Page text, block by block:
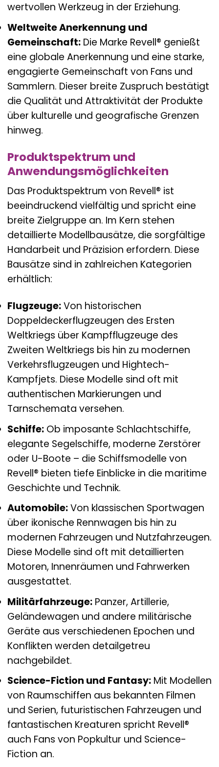
wertvollen Werkzeug in der Erziehung.
Weltweite Anerkennung und
Gemeinschaft: Die Marke Revell® genießt
eine globale Anerkennung und eine starke,
engagierte Gemeinschaft von Fans und
Sammlern. Dieser breite Zuspruch bestätigt
die Qualität und Attraktivität der Produkte
über kulturelle und geografische Grenzen
hinweg.
Produktspektrum und
Anwendungsmöglichkeiten
Das Produktspektrum von Revell® ist
beeindruckend vielfältig und spricht eine
breite Zielgruppe an. Im Kern stehen
detaillierte Modellbausätze, die sorgfältige
Handarbeit und Präzision erfordern. Diese
Bausätze sind in zahlreichen Kategorien
erhältlich:
Flugzeuge:Von historischen
Doppeldeckerflugzeugen des Ersten
Weltkriegs über Kampfflugzeuge des
Zweiten Weltkriegs bis hin zu modernen
Verkehrsflugzeugen und Hightech-
Kampfjets. Diese Modelle sind oft mit
authentischen Markierungen und
Tarnschemata versehen.
Schiffe: Ob imposante Schlachtschiffe,
elegante Segelschiffe, moderne Zerstörer
oder U-Boote – die Schiffsmodelle von
Revell® bieten tiefe Einblicke in die maritime
Geschichte und Technik.
Automobile:Von klassischen Sportwagen
über ikonische Rennwagen bis hin zu
modernen Fahrzeugen und Nutzfahrzeugen.
Diese Modelle sind oft mit detaillierten
Motoren, Innenräumen und Fahrwerken
ausgestattet.
Militärfahrzeuge: Panzer, Artillerie,
Geländewagen und andere militärische
Geräte aus verschiedenen Epochen und
Konflikten werden detailgetreu
nachgebildet.
Science-Fiction und Fantasy: Mit Modellen
von Raumschiffen aus bekannten Filmen
und Serien, futuristischen Fahrzeugen und
fantastischen Kreaturen spricht Revell®
auch Fans von Popkultur und Science-
Fiction an.